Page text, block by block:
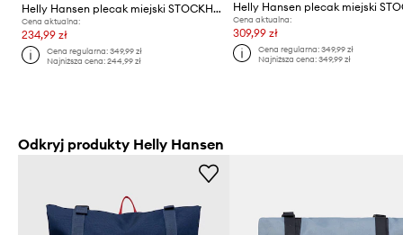
Helly Hansen plecak miejski STOCKHOLM
Cena aktualna:
234,99 zł
Cena regularna:349,99 zł
Najniższa cena:244,99 zł
Cena aktualna:
309,99 zł
Cena regularna: 349,99 zł
Najniższa cena: 349,99 zł
Odkryj produkty Helly Hansen